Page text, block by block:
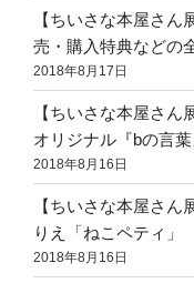
【ちいさな本屋さ
売・購入特典などの
2018年8月17日
【ちいさな本屋さ
オリジナル『bの言葉
2018年8月16日
【ちいさな本屋さ
りえ「ねこペティ」
2018年8月16日